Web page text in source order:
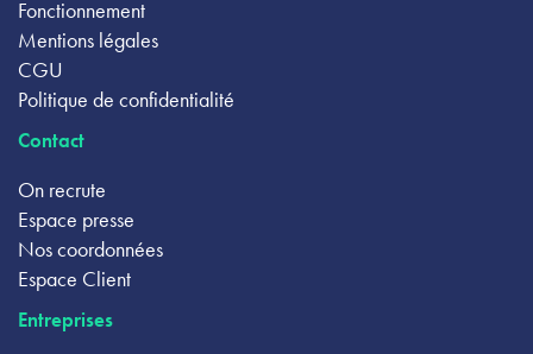
Fonctionnement
Mentions légales
CGU
Politique de confidentialité
Contact
On recrute
Espace presse
Nos coordonnées
Espace Client
Entreprises